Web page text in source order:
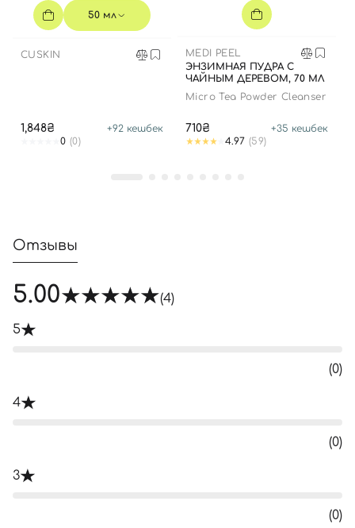
50 мл
CUSKIN
1,848₴ +92 кешбек
0 (0)
MEDI PEEL
ЭНЗИМНАЯ ПУДРА С
ЧАЙНЫМ ДЕРЕВОМ, 70 МЛ
Micro Tea Powder Cleanser
710₴ +35 кешбек
4.97 (59)
Отзывы
5.00 (4)
5
(0)
4
(0)
3
(0)